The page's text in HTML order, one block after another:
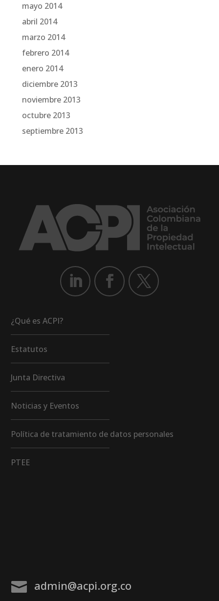
mayo 2014
abril 2014
marzo 2014
febrero 2014
enero 2014
diciembre 2013
noviembre 2013
octubre 2013
septiembre 2013
¿Qué es ACPI?
Estatutos
Junta Directiva
Noticias y Eventos
Política de tratamiento de datos personales
PTEE
 admin@acpi.org.co